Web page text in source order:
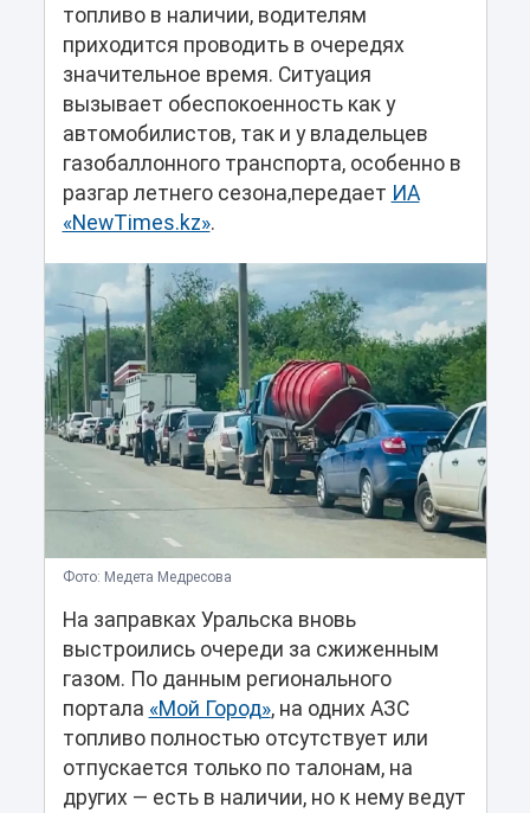
топливо в наличии, водителям
приходится проводить в очередях
значительное время. Ситуация
вызывает обеспокоенность как у
автомобилистов, так и у владельцев
газобаллонного транспорта, особенно в
разгар летнего сезона,передает ИА
«NewTimes.kz».
Фото: Медета Медресова
На заправках Уральска вновь
выстроились очереди за сжиженным
газом. По данным регионального
портала «Мой Город», на одних АЗС
топливо полностью отсутствует или
отпускается только по талонам, на
других — есть в наличии, но к нему ведут